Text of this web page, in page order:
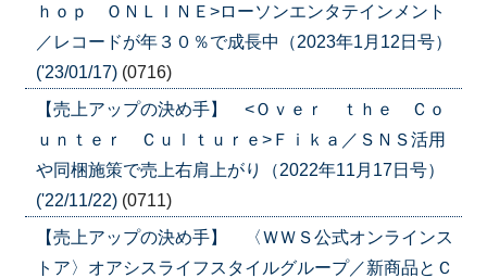
ｈｏｐ ＯＮＬＩＮＥ>ローソンエンタテインメント
／レコードが年３０％で成長中（2023年1月12日号）
('23/01/17) (0716)
【売上アップの決め手】 <Ｏｖｅｒ ｔｈｅ Ｃｏ
ｕｎｔｅｒ Ｃｕｌｔｕｒｅ>Ｆｉｋａ／ＳＮＳ活用
や同梱施策で売上右肩上がり（2022年11月17日号）
('22/11/22) (0711)
【売上アップの決め手】 〈ＷＷＳ公式オンラインス
トア〉オアシスライフスタイルグループ／新商品とＣ